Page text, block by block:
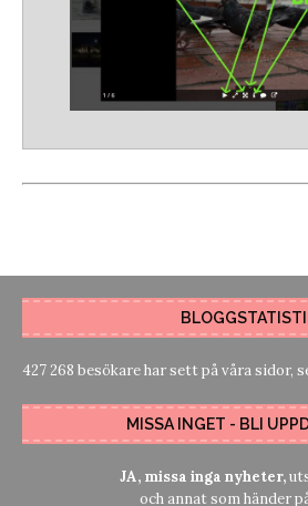
427 268 besökare har sett på våra sidor,
MISSA INGET - BLI
JA, missa inga nyheter,
och annat som händer